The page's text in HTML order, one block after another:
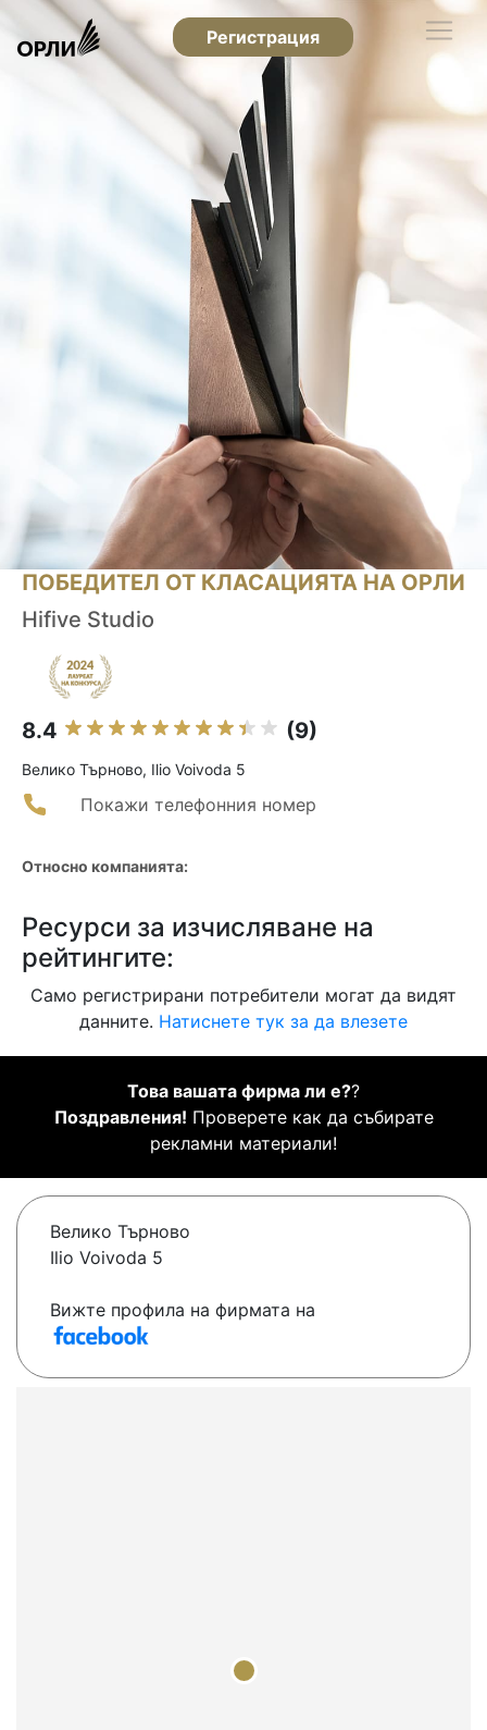
Регистрация
ПОБЕДИТЕЛ ОТ КЛАСАЦИЯТА НА ОРЛИ
Hifive Studio
8.4 (9)
Велико Търново, Ilio Voivoda 5
Покажи телефонния номер
Относно компанията:
Ресурси за изчисляване на
рейтингите:
Само регистрирани потребители могат да видят
данните. Натиснете тук за да влезете
Това вашата фирма ли е??
Поздравления! Проверете как да събирате
рекламни материали!
Велико Търново
Ilio Voivoda 5
Вижте профила на фирмата на